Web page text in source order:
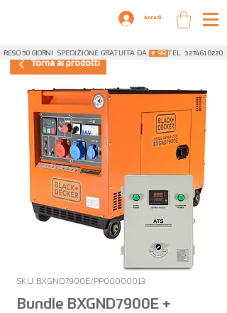
Accedi
RESO 30 GIORNI SPEDIZIONE GRATUITA DA € 99TEL. 3274610220
Torna ai prodotti
SKU: BXGND7900E/PP00000013
Bundle BXGND7900E +